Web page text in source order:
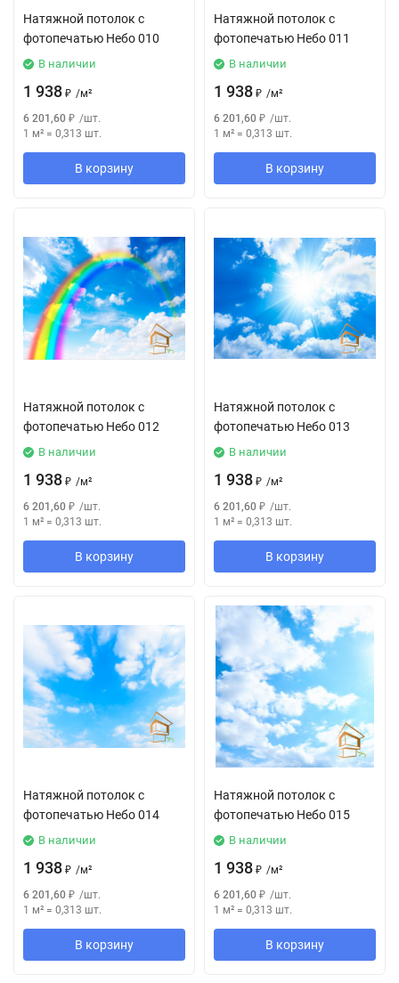
Натяжной потолок с
фотопечатью Небо 010
В наличии
1 938 ₽ /м²
6 201,60 ₽ /шт.
1 м² = 0,313 шт.
В корзину
Натяжной потолок с
фотопечатью Небо 011
В наличии
1 938 ₽ /м²
6 201,60 ₽ /шт.
1 м² = 0,313 шт.
В корзину
Натяжной потолок с
фотопечатью Небо 012
В наличии
1 938 ₽ /м²
6 201,60 ₽ /шт.
1 м² = 0,313 шт.
В корзину
Натяжной потолок с
фотопечатью Небо 013
В наличии
1 938 ₽ /м²
6 201,60 ₽ /шт.
1 м² = 0,313 шт.
В корзину
Натяжной потолок с
фотопечатью Небо 014
В наличии
1 938 ₽ /м²
6 201,60 ₽ /шт.
1 м² = 0,313 шт.
В корзину
Натяжной потолок с
фотопечатью Небо 015
В наличии
1 938 ₽ /м²
6 201,60 ₽ /шт.
1 м² = 0,313 шт.
В корзину